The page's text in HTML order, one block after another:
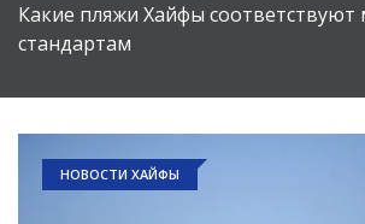
Какие пляжи Хайфы
стандартам
НОВОСТИ ХАЙФЫ